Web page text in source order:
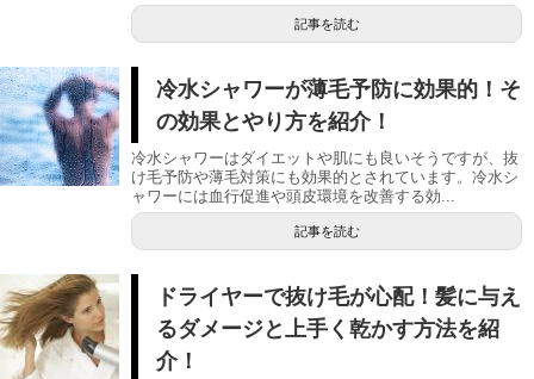
記事を読む
冷水シャワーが薄毛予防に効果的！そ
の効果とやり方を紹介！
冷水シャワーはダイエットや肌にも良いそうですが、抜
け毛予防や薄毛対策にも効果的とされています。冷水シ
ャワーには血行促進や頭皮環境を改善する効...
記事を読む
ドライヤーで抜け毛が心配！髪に与え
るダメージと上手く乾かす方法を紹
介！